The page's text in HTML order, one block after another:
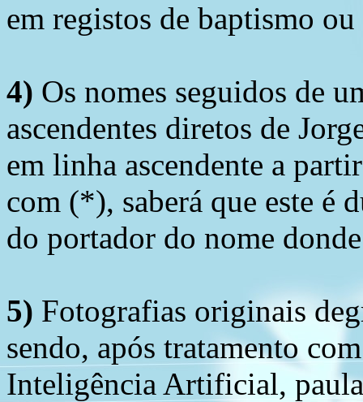
em registos de baptismo
4) Os nomes seguidos de
ascendentes diretos de
em linha ascendente a
com (*), saberá que este é
do portador do nome
5) Fotografias originais
sendo, após tratamento
Inteligência Artificial,